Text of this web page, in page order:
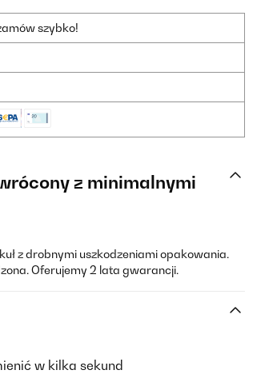
szybko!
z minimalnymi
z drobnymi uszkodzeniami opakowania.
Oferujemy 2 lata gwarancji.
w kilka sekund